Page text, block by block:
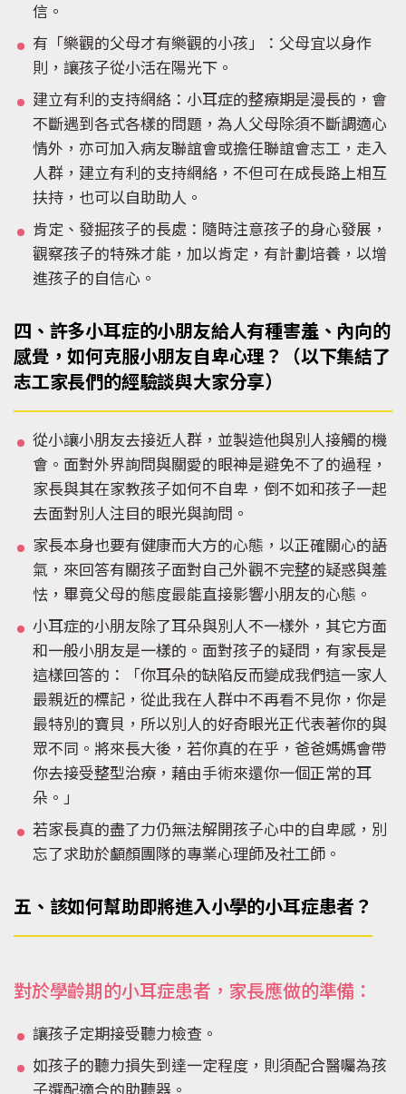
信。
有「樂觀的父母才有樂觀的小孩」：父母宜以身作
則，讓孩子從小活在陽光下。
建立有利的支持網絡：小耳症的整療期是漫長的，會
不斷遇到各式各樣的問題，為人父母除須不斷調適心
情外，亦可加入病友聯誼會或擔任聯誼會志工，走入
人群，建立有利的支持網絡，不但可在成長路上相互
扶持，也可以自助助人。
肯定、發掘孩子的長處：隨時注意孩子的身心發展，
觀察孩子的特殊才能，加以肯定，有計劃培養，以增
進孩子的自信心。
四、許多小耳症的小朋友給人有種害羞、內向的
感覺，如何克服小朋友自卑心理？（以下集結了
志工家長們的經驗談與大家分享）
從小讓小朋友去接近人群，並製造他與別人接觸的機
會。面對外界詢問與關愛的眼神是避免不了的過程，
家長與其在家教孩子如何不自卑，倒不如和孩子一起
去面對別人注目的眼光與詢問。
家長本身也要有健康而大方的心態，以正確關心的語
氣，來回答有關孩子面對自己外觀不完整的疑惑與羞
怯，畢竟父母的態度最能直接影響小朋友的心態。
小耳症的小朋友除了耳朵與別人不一樣外，其它方面
和一般小朋友是一樣的。面對孩子的疑問，有家長是
這樣回答的：「你耳朵的缺陷反而變成我們這一家人
最親近的標記，從此我在人群中不再看不見你，你是
最特別的寶貝，所以別人的好奇眼光正代表著你的與
眾不同。將來長大後，若你真的在乎，爸爸媽媽會帶
你去接受整型治療，藉由手術來還你一個正常的耳
朵。」
若家長真的盡了力仍無法解開孩子心中的自卑感，別
忘了求助於顱顏團隊的專業心理師及社工師。
五、該如何幫助即將進入小學的小耳症患者？
對於學齡期的小耳症患者，家長應做的準備：
讓孩子定期接受聽力檢查。
如孩子的聽力損失到達一定程度，則須配合醫囑為孩